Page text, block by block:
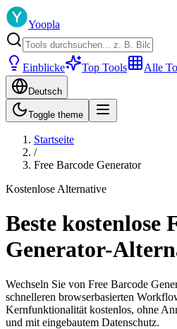
Yoopla
Einblicke Top Tools Alle
Deutsch
Toggle theme
Startseite
/
Free Barcode Generator
Kostenlose Alternative
Beste kostenlose
Generator-
Wechseln Sie von Free Barcode
schnelleren browserbasierten
Kernfunktionalität kostenlos, ohne
und mit eingebautem Datenschutz.